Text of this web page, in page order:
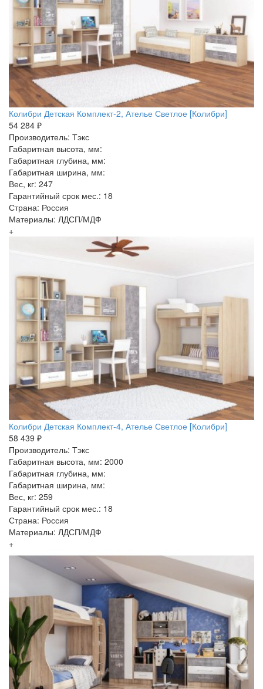
Колибри Детская Комплект-2, Ателье Светлое [Колибри]
54 284 ₽
Производитель: Тэкс
Габаритная высота, мм:
Габаритная глубина, мм:
Габаритная ширина, мм:
Вес, кг: 247
Гарантийный срок мес.: 18
Страна: Россия
Материалы: ЛДСП/МДФ
+
Колибри Детская Комплект-4, Ателье Светлое [Колибри]
58 439 ₽
Производитель: Тэкс
Габаритная высота, мм: 2000
Габаритная глубина, мм:
Габаритная ширина, мм:
Вес, кг: 259
Гарантийный срок мес.: 18
Страна: Россия
Материалы: ЛДСП/МДФ
+